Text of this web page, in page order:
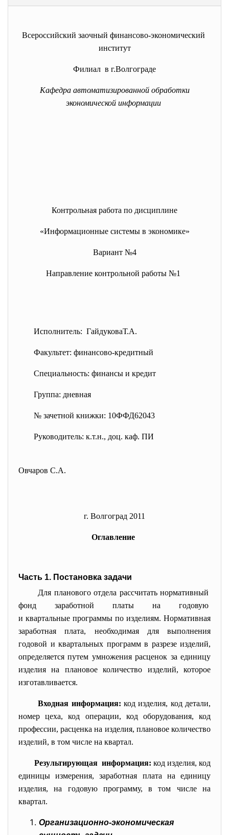
Всероссийский заочный финансово-экономический
институт
Филиал в г.Волгограде
Кафедра автоматизированной обработки
экономической информации
Контрольная работа по дисциплине
«Информационные системы в экономике»
Вариант №4
Направление контрольной работы №1
Исполнитель: ГайдуковаТ.А.
Факультет: финансово-кредитный
Специальность: финансы и кредит
Группа: дневная
№ зачетной книжки: 10ФФД62043
Руководитель: к.т.н., доц. каф. ПИ
Овчаров С.А.
г. Волгоград 2011
Оглавление
Часть 1. Постановка задачи
Для планового отдела рассчитать нормативный
фонд заработной платы на годовую
и квартальные программы по изделиям. Нормативная
заработная плата, необходимая для выполнения
годовой и квартальных программ в разрезе изделий,
определяется путем умножения расценок за единицу
изделия на плановое количество изделий, которое
изготавливается.
Входная информация: код изделия, код детали,
номер цеха, код операции, код оборудования, код
профессии, расценка на изделия, плановое количество
изделий, в том числе на квартал.
Результирующая информация: код изделия, код
единицы измерения, заработная плата на единицу
изделия, на годовую программу, в том числе на
квартал.
Организационно-экономическая